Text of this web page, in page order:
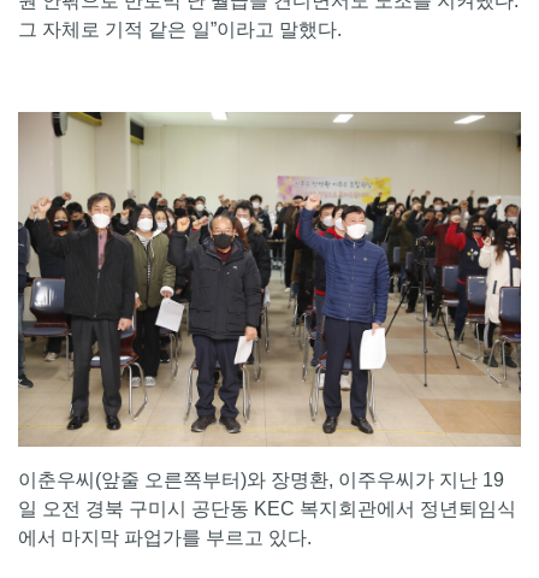
그 자체로 기적 같은 일”이라고 말했다.
이춘우씨(앞줄 오른쪽부터)와 장명환, 이주우씨가 지난 19
일 오전 경북 구미시 공단동 KEC 복지회관에서 정년퇴임식
에서 마지막 파업가를 부르고 있다.